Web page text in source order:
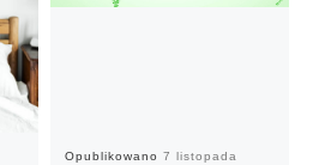
Opublikowano 7 listopada